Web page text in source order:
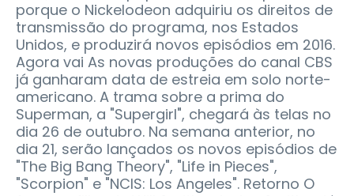
porque o Nickelodeon adquiriu os direitos de
transmissão do programa, nos Estados
Unidos, e produzirá novos episódios em 2016.
Agora vai As novas produções do canal CBS
já ganharam data de estreia em solo norte-
americano. A trama sobre a prima do
Superman, a "Supergirl", chegará às telas no
dia 26 de outubro. Na semana anterior, no
dia 21, serão lançados os novos episódios de
"The Big Bang Theory", "Life in Pieces",
"Scorpion" e "NCIS: Los Angeles". Retorno O